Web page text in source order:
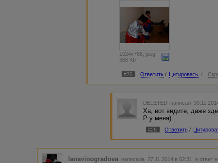
1024x768, jpeg
388 Kb
#26 Ответить / Цитировать /
DELETED написал
Ха, вот видите, даже
Р у меня)
#28 Ответить /
lanavinogradova написала 27.11.2014 в 02:31 в ответ